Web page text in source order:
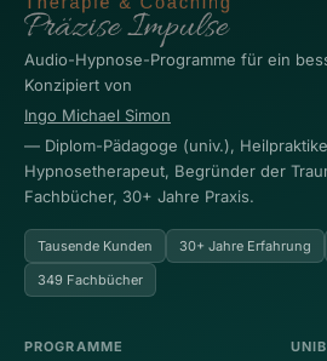
Audio-Hypnose-Programme für ein
Konzipiert von
Ingo Michael Simon
— Diplom-Pädagoge (univ.),
Hypnosetherapeut, Begründer der
Fachbücher, 30+ Jahre Praxis.
Tausende Kunden 30+ Jahre Erfahrung
349 Fachbücher
PROGRAMME